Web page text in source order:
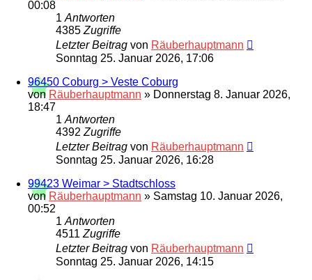
00:08
1 Antworten
4385 Zugriffe
Letzter Beitrag von Räuberhauptmann
Sonntag 25. Januar 2026, 17:06
96450 Coburg > Veste Coburg
von Räuberhauptmann » Donnerstag 8. Januar 2026,
18:47
1 Antworten
4392 Zugriffe
Letzter Beitrag von Räuberhauptmann
Sonntag 25. Januar 2026, 16:28
99423 Weimar > Stadtschloss
von Räuberhauptmann » Samstag 10. Januar 2026,
00:52
1 Antworten
4511 Zugriffe
Letzter Beitrag von Räuberhauptmann
Sonntag 25. Januar 2026, 14:15